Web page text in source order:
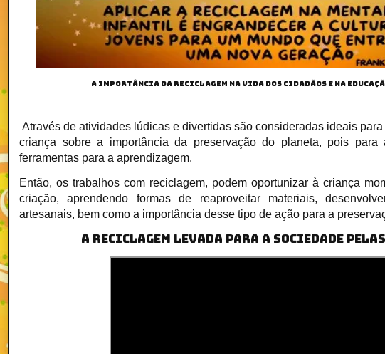
A IMPORTÂNCIA DA RECICLAGEM NA VIDA DOS CIDADÃOS E NA
Através de atividades lúdicas e divertidas são consideradas ideais
criança sobre a importância da preservação do planeta, pois para
ferramentas para a aprendizagem.
Então, os trabalhos com reciclagem, podem oportunizar à criança
criação, aprendendo formas de reaproveitar materiais,
artesanais, bem como a importância desse tipo de ação para a
A RECICLAGEM LEVADA PARA A SOCIEDADE